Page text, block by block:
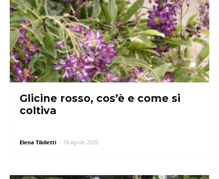
Glicine rosso, cos’è e come si
coltiva
Elena Tibiletti - 18 Aprile 2020